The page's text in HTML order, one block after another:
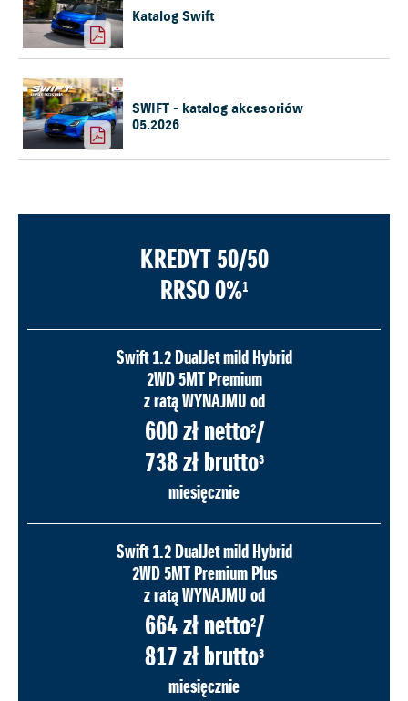
Katalog Swift
SWIFT - katalog akcesoriów
05.2026
KREDYT 50/50
RRSO 0%1
Swift 1.2 DualJet mild Hybrid
2WD 5MT Premium
z ratą WYNAJMU od
600 zł netto2/
738 zł brutto3
miesięcznie
Swift 1.2 DualJet mild Hybrid
2WD 5MT Premium Plus
z ratą WYNAJMU od
664 zł netto2/
817 zł brutto3
miesięcznie